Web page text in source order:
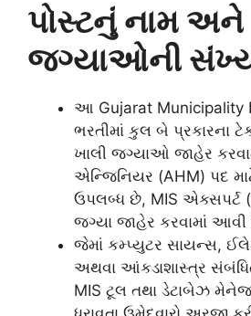
પોસ્ટનું નામ અને
જગ્યાઓની
આ Gujarat Municipality
ભરતીમાં કુલ બે પ્રકારના
ખાલી જગ્યાઓ જાહેર
એન્જિનિયર (AHM) પદ
ઉપલબ્ધ છે, MIS એક્સપર્ટ
જગ્યા જાહેર કરવામાં આવી
જેમાં કમ્પ્યુટર સાયન્સ,
અથવા આંકડાશાસ્ત્ર
MIS ટૂલ તથા ડેટાબેઝ